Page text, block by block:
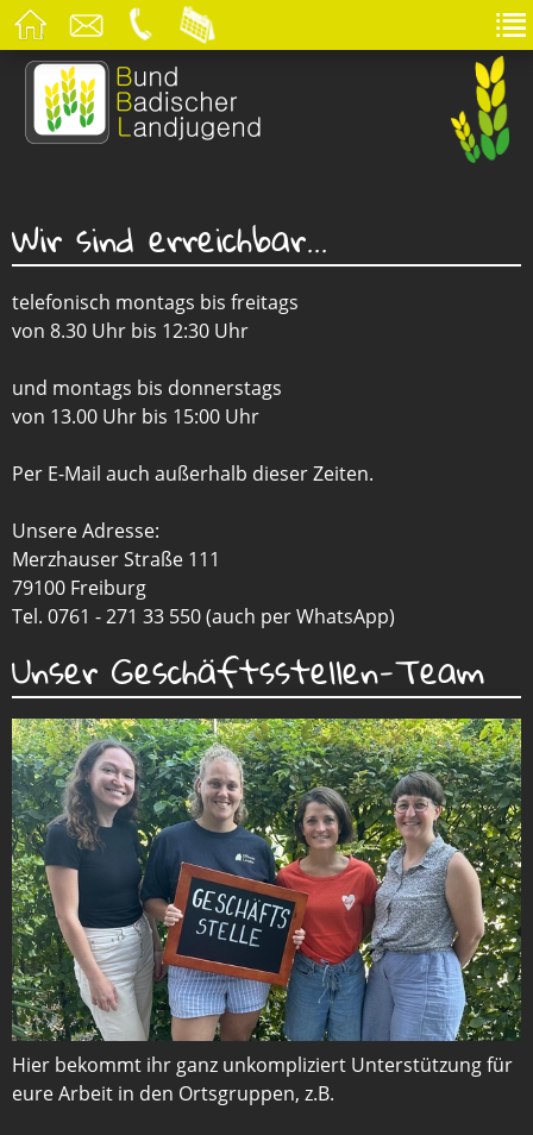
Wir sind erreichbar...
telefonisch montags bis freitags
von 8.30 Uhr bis 12:30 Uhr
und montags bis donnerstags
von 13.00 Uhr bis 15:00 Uhr
Per E-Mail auch außerhalb dieser Zeiten.
Unsere Adresse:
Merzhauser Straße 111
79100 Freiburg
Tel. 0761 - 271 33 550 (auch per WhatsApp)
Unser Geschäftsstellen-Team
Hier bekommt ihr ganz unkompliziert Unterstützung für
eure Arbeit in den Ortsgruppen, z.B.